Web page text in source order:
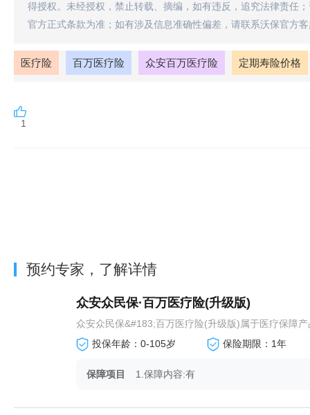
得授权。未经授权，禁止转载、摘编，如有违反，追究法律责任
官方正式条款为准；如有涉及信息准确性偏差，请联系沃保官方
医疗险 百万医疗险 众安百万医疗险 定期寿险价格
1
预约专家，了解详情
众安众民保·百万医疗险(升级版)
众安众民保&#183;百万医疗险(升级版)属于医疗保障
投保年龄：0-105岁
保险期限：1年
保障项目 1.保障内容:有